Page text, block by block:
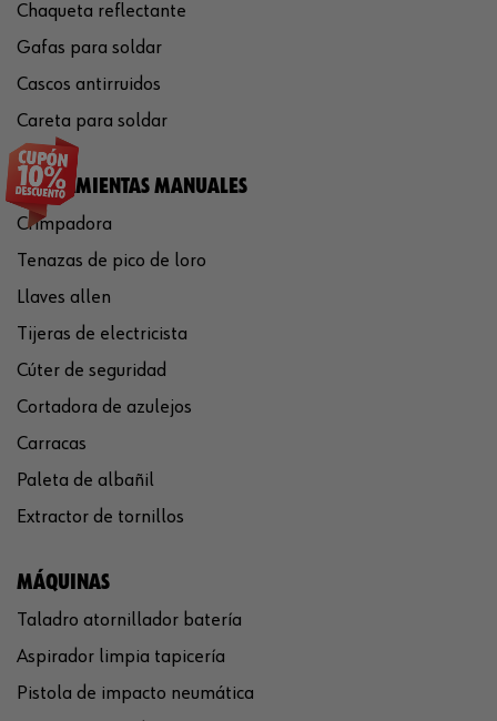
Chaqueta reflectante
Gafas para soldar
Cascos antirruidos
Careta para soldar
HERRAMIENTAS MANUALES
Crimpadora
Tenazas de pico de loro
Llaves allen
Tijeras de electricista
Cúter de seguridad
Cortadora de azulejos
Carracas
Paleta de albañil
Extractor de tornillos
MÁQUINAS
Taladro atornillador batería
Aspirador limpia tapicería
Pistola de impacto neumática